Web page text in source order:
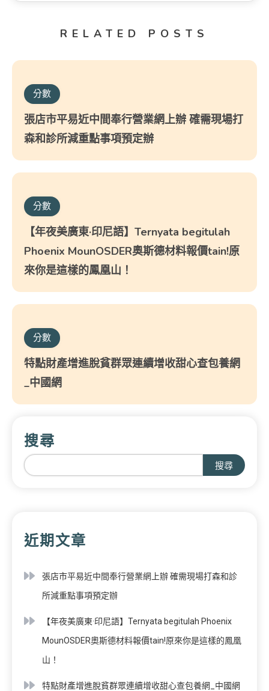
RELATED POSTS
分數
張店市平易近中間奉行營業網上辦 確需現場打
森和診所減重點事項預定辦
分數
【年夜美廣東·印尼語】Ternyata begitulah
Phoenix MounOSDER奧斯德材料報價tain!原
來你是這樣的鳳凰山！
分數
特點財產增進脫貧群眾連續增收甜心查包養網
_中國網
搜尋
搜尋
近期文章
張店市平易近中間奉行營業網上辦 確需現場打森和診
所減重點事項預定辦
【年夜美廣東·印尼語】Ternyata begitulah Phoenix
MounOSDER奧斯德材料報價tain!原來你是這樣的鳳凰
山！
特點財產增進脫貧群眾連續增收甜心查包養網_中國網